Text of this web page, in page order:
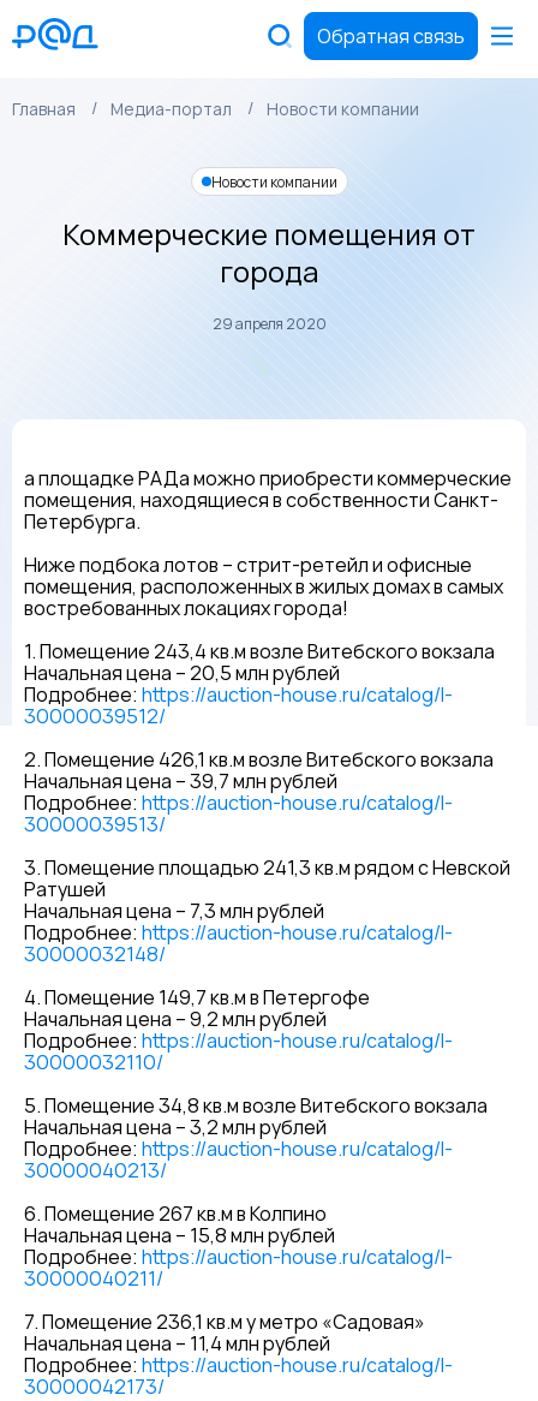
Обратная связь
Главная Медиа-портал Новости компании
Новости компании
Коммерческие помещения от
города
29 апреля 2020
а площадке РАДа можно приобрести коммерческие
помещения, находящиеся в собственности Санкт-
Петербурга.
Ниже подбока лотов – стрит-ретейл и офисные
помещения, расположенных в жилых домах в самых
востребованных локациях города!
1. Помещение 243,4 кв.м возле Витебского вокзала
Начальная цена – 20,5 млн рублей
Подробнее: https://auction-house.ru/catalog/l-
30000039512/
2. Помещение 426,1 кв.м возле Витебского вокзала
Начальная цена – 39,7 млн рублей
Подробнее: https://auction-house.ru/catalog/l-
30000039513/
3. Помещение площадью 241,3 кв.м рядом с Невской
Ратушей
Начальная цена – 7,3 млн рублей
Подробнее: https://auction-house.ru/catalog/l-
30000032148/
4. Помещение 149,7 кв.м в Петергофе
Начальная цена – 9,2 млн рублей
Подробнее: https://auction-house.ru/catalog/l-
30000032110/
5. Помещение 34,8 кв.м возле Витебского вокзала
Начальная цена – 3,2 млн рублей
Подробнее: https://auction-house.ru/catalog/l-
30000040213/
6. Помещение 267 кв.м в Колпино
Начальная цена – 15,8 млн рублей
Подробнее: https://auction-house.ru/catalog/l-
30000040211/
7. Помещение 236,1 кв.м у метро «Садовая»
Начальная цена – 11,4 млн рублей
Подробнее: https://auction-house.ru/catalog/l-
30000042173/